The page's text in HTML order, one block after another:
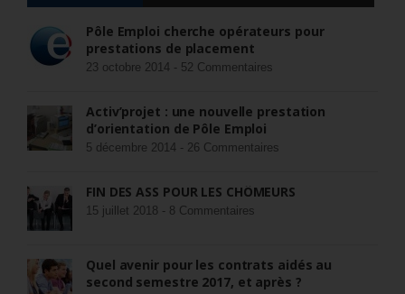
Pôle Emploi cherche opérateurs pour
prestations de placement
23 octobre 2014 - 52 Commentaires
Activ’projet : une nouvelle prestation
d’orientation de Pôle Emploi
5 décembre 2014 - 26 Commentaires
FIN DES ASS POUR LES CHÔMEURS
15 juillet 2018 - 8 Commentaires
Quel avenir pour les contrats aidés au
second semestre 2017, et après ?